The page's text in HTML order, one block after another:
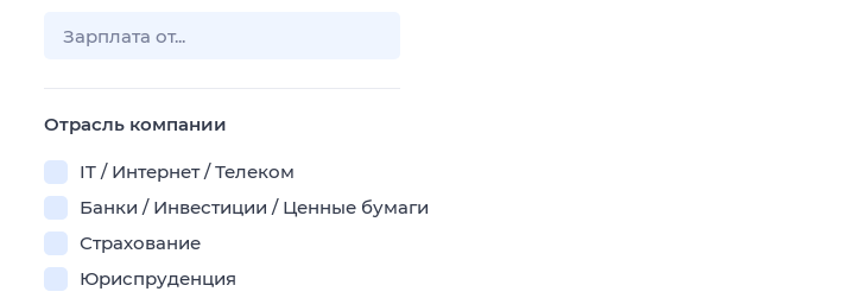
Отрасль компании
IT / Интернет / Телеком
Банки / Инвестиции / Ценные бумаги
Страхование
Юриспруденция